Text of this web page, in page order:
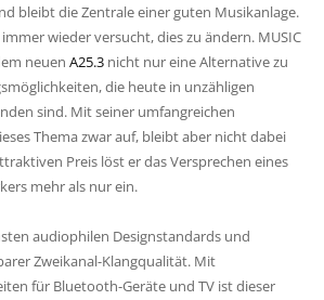
bleibt die Zentrale einer guten Musikanlage.
wieder versucht, dies zu ändern. MUSIC
neuen A25.3 nicht nur eine Alternative zu
die heute in unzähligen
sind. Mit seiner umfangreichen
Thema zwar auf, bleibt aber nicht dabei
Preis löst er das Versprechen eines
mehr als nur ein.
audiophilen Designstandards und
Zweikanal-Klangqualität. Mit
für Bluetooth-Geräte und TV ist dieser